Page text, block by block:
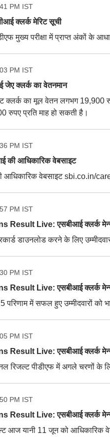
PM IST
क्लर्क मेरिट सूची
मुख्य परीक्षा में प्राप्त अंकों के
PM IST
क्लर्क का वेतनमान
क्लर्क का मूल वेतन लगभग 19,900
प्रति माह हो सकती है।
PM IST
की आधिकारिक वेबसाइट
आधिकारिक वेबसाइट sbi.co.in/
PM IST
Result Live: एसबीआई क्लर्क मेन्स
डाउनलोड करने के लिए
PM IST
Live: एसबीआई क्लर्क मेन्स
में सफल हुए उम्मीदवारों को
PM IST
Result Live: एसबीआई क्लर्क
रिजल्ट पीडीएफ में अगले चरणों के
PM IST
Result Live: एसबीआई क्लर्क मेन्स
आज यानी 11 जून को आधिकारिक